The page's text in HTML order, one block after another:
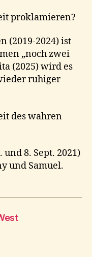
proklamieren?
(2019-2024) ist
„noch zwei
(2025) wird es
ruhiger
des wahren
und 8. Sept. 2021)
und Samuel.